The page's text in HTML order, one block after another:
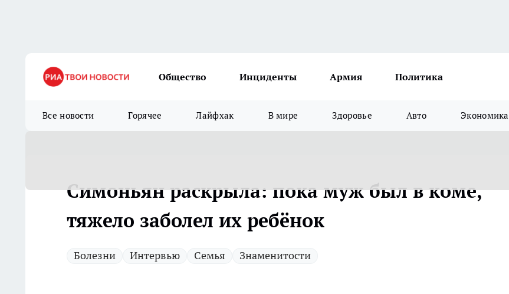
Общество Инциденты Армия Политика
Все новости Горячее Лайфхак В мире Здоровье Авто Экономика
Симоньян раскрыла: пока муж был в коме,
тяжело заболел их ребёнок
Болезни Интервью Семья Знаменитости